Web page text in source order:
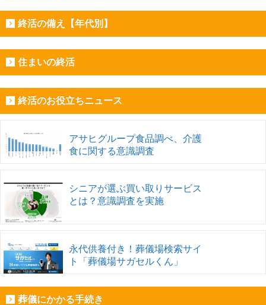
終活の備え【年代別】
住まいの終活
終活のお役立ちニュース
アサヒグループ食品調べ、介護
食に関する意識調査
シニアが選ぶ買い取りサービス
とは？意識調査を実施
永代供養付き！葬儀場検索サイ
ト「葬儀場サガセルくん」
葬儀にかかる手続き